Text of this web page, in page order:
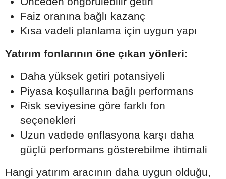
Faiz oranına bağlı kazanç
Kısa vadeli planlama için uygun yapı
Yatırım fonlarının öne çıkan yönleri:
Daha yüksek getiri potansiyeli
Piyasa koşullarına bağlı performans
Risk seviyesine göre farklı fon
seçenekleri
Uzun vadede enflasyona karşı daha
güçlü performans gösterebilme ihtimali
Hangi yatırım aracının daha uygun olduğu,